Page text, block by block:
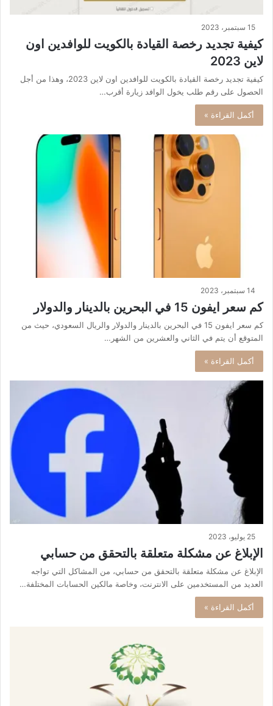
15 سبتمبر، 2023
كيفية تجديد رخصة القيادة بالكويت للوافدين اون
لاين 2023
كيفية تجديد رخصة القيادة بالكويت للوافدين اون لاين 2023، وهذا من أجل
الحصول على رقم طلب يخول الوافد زيارة أقرب…
أكمل القراءة »
14 سبتمبر، 2023
كم سعر ايفون 15 في البحرين بالدينار والدولار
كم سعر ايفون 15 في البحرين بالدينار والدولار والريال السعودي، حيث من
المتوقع أن يتم في الثاني والعشرين من الشهر…
أكمل القراءة »
25 يوليو، 2023
الإبلاغ عن مشكلة متعلقة بالتحقق من حسابي
الإبلاغ عن مشكلة متعلقة بالتحقق من حسابي، من المشاكل التي تواجه
العديد من المستخدمين على الانترنت، وخاصة مالكين الحسابات المختلفة…
أكمل القراءة »